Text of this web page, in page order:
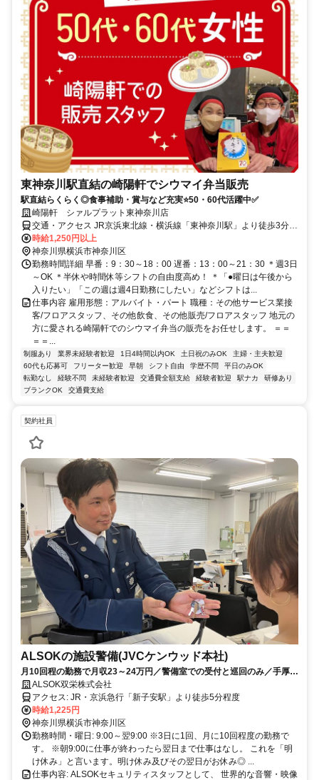
東神奈川駅直結の崎陽軒でシウマイ弁当販売
駅直結らくらく◎食事補助・賞与など充実⭐50・60代活躍中✅
崎陽軒 シァルプラット東神奈川店
交通・アクセス JR京浜東北線・横浜線「東神奈川駅」より徒歩3分、
京急本線「仲木戸駅」より徒歩3分
時給1,250円以上
神奈川県横浜市神奈川区
勤務時間詳細 早番：9：30～18：00 遅番：13：00～21：30 ＊週3日
～OK ＊半休や時間休等シフトの自由度高め！ ＊「●曜日は午後から
入りたい」「この週は週4日勤務にしたい」などシフトは...
仕事内容 雇用形態：アルバイト・パート 職種：その他サービス業接
客/フロアスタッフ、その他飲食、その他販売/フロアスタッフ 地元の
方に愛される崎陽軒でのシウマイ弁当の販売をお任せします。 ＝＝
＝＝...
制服あり 業界未経験者歓迎 1日4時間以内OK 土日祝のみOK
主婦・主夫歓迎
60代も応募可
フリーター歓迎 早朝 シフト自由 学歴不問
平日のみOK
転勤なし
経験不問 未経験者歓迎 交通費全額支給 経験者歓迎 駅ナカ
研修あり
ブランクOK
交通費支給
契約社員
ALSOKの施設警備(JVCケンウッド本社)
月10回程の勤務で月収23～24万円／警備室での受付と巡回のみ／手厚い
制度と福利厚生あり！／採用率9割超！
ALSOK双栄株式会社
アクセス: JR・京浜急行「新子安駅」より徒歩5分程度
時給1,225円
神奈川県横浜市神奈川区
勤務時間・曜日: 9:00～翌9:00 ※3日に1回、月に10回程度の勤務で
す。 ※朝9:00に仕事が終わったら翌日まで仕事はなし。 これを「明
け休み」と言います。明け休み及びその翌日がお休み◎ ...
仕事内容: ALSOKセキュリティスタッフとして、 世界的な音響・映像